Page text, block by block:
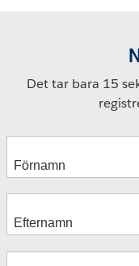
Det tar bara 15